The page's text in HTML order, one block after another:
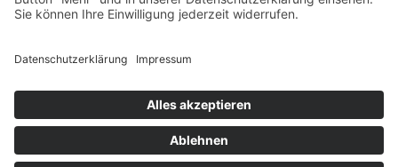
Folge uns auf SocialMedia